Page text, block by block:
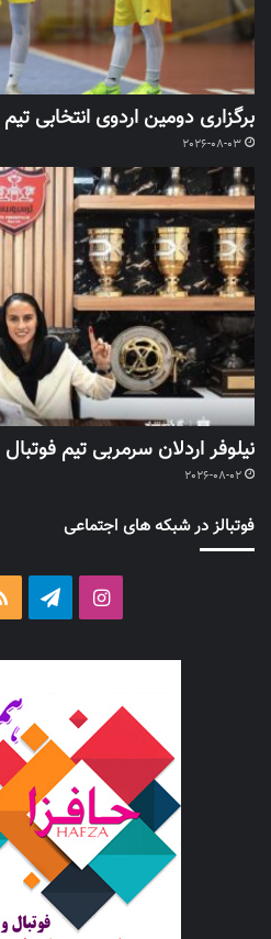
برگزاری دومین اردوی انتخابی
2026-08-03
نیلوفر اردلان سرمربی تیم
2026-08-02
فوتبالز در شبکه های اجتماعی
اینستاگرام